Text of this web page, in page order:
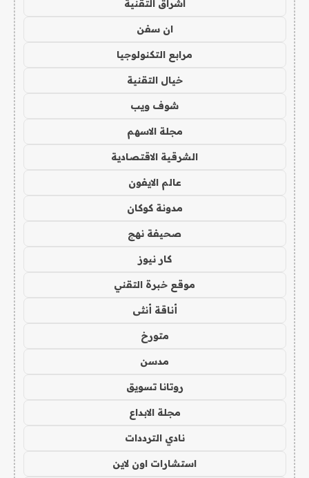
اشراق التقنية
ان سفن
مرابع التكنولوجيا
خيال التقنية
شوف ويب
مجلة الاسهم
الشرقية الاقتصادية
عالم الايفون
مدونة كوكان
صحيفة نهج
كار نيوز
موقع خبرة التقني
أناقة أنثى
متورخ
مدسن
روتانا تسويق
مجلة الابداع
نادي الترددات
استشارات اون لاين